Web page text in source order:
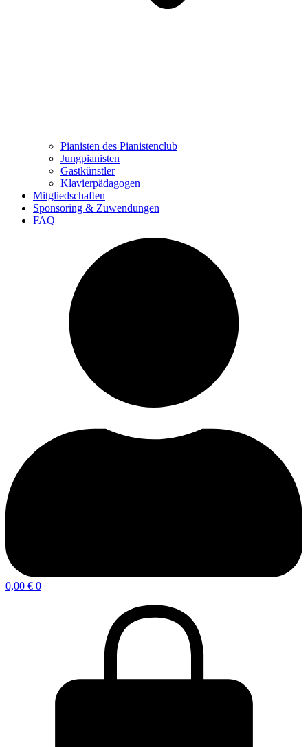
Pianisten des Pianistenclub
Jungpianisten
Gastkünstler
Klavierpädagogen
Mitgliedschaften
Sponsoring & Zuwendungen
FAQ
0,00 € 0